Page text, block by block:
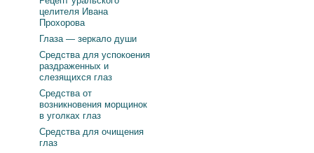
целителя Ивана
Прохорова
Глаза — зеркало души
Средства для успокоения
раздраженных и
слезящихся глаз
Средства от
возникновения морщинок
в уголках глаз
Средства для очищения
глаз